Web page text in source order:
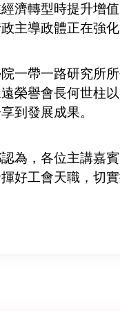
濟轉型時提升增
主導政體正在強
帶一路研究所所
榮譽會長何世柱
到發展成果。
，各位主講嘉賓
好工會天職，切